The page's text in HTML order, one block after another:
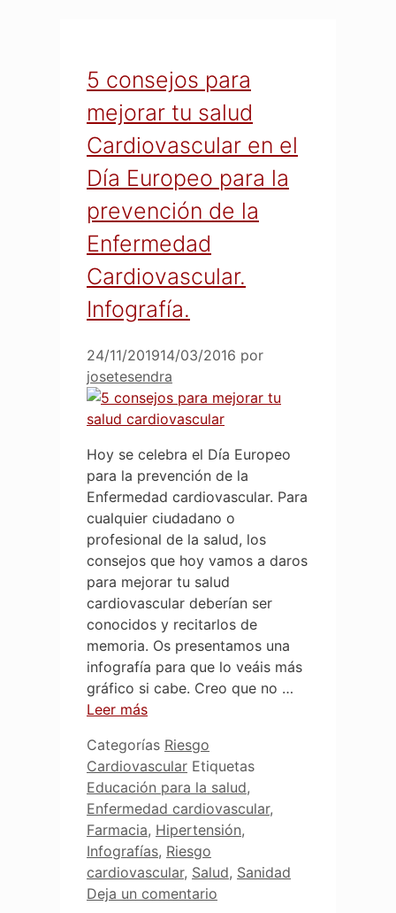
5 consejos para
mejorar tu salud
Cardiovascular en el
Día Europeo para la
prevención de la
Enfermedad
Cardiovascular.
Infografía.
24/11/201914/03/2016 por
josetesendra
Hoy se celebra el Día Europeo
para la prevención de la
Enfermedad cardiovascular. Para
cualquier ciudadano o
profesional de la salud, los
consejos que hoy vamos a daros
para mejorar tu salud
cardiovascular deberían ser
conocidos y recitarlos de
memoria. Os presentamos una
infografía para que lo veáis más
gráfico si cabe. Creo que no …
Leer más
Categorías Riesgo
Cardiovascular Etiquetas
Educación para la salud,
Enfermedad cardiovascular,
Farmacia, Hipertensión,
Infografías, Riesgo
cardiovascular, Salud, Sanidad
Deja un comentario